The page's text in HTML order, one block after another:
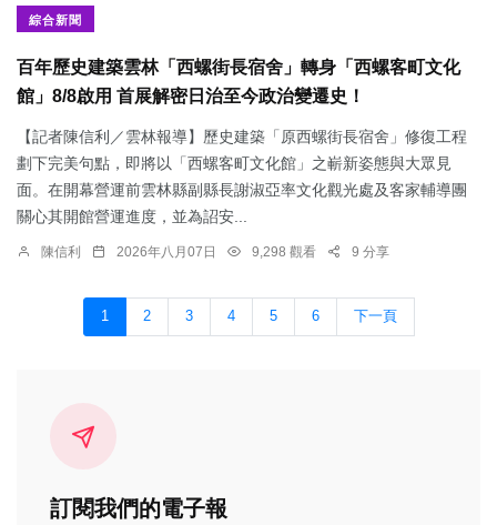
綜合新聞
百年歷史建築雲林「西螺街長宿舍」轉身「西螺客町文化
館」8/8啟用 首展解密日治至今政治變遷史！
【記者陳信利／雲林報導】歷史建築「原西螺街長宿舍」修復工程
劃下完美句點，即將以「西螺客町文化館」之嶄新姿態與大眾見
面。在開幕營運前雲林縣副縣長謝淑亞率文化觀光處及客家輔導團
關心其開館營運進度，並為詔安...
陳信利 2026年八月07日 9,298 觀看 9 分享
1 2 3 4 5 6 下一頁
訂閱我們的電子報